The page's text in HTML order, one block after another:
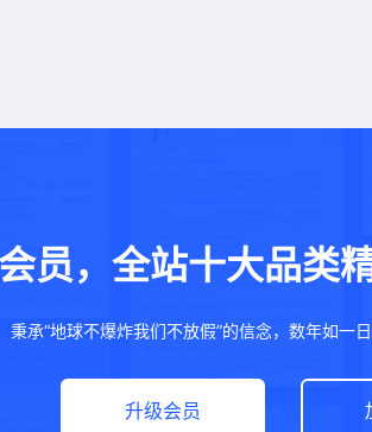
员，全站十大品类
秉承“地球不爆炸我们不放假”的信念，数年如一
升级会员